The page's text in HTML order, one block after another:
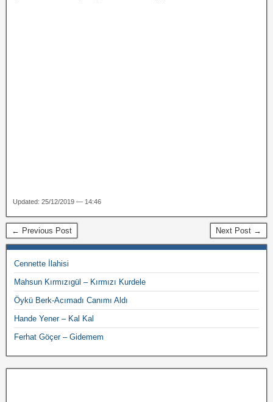
Updated: 25/12/2019 — 14:46
← Previous Post Next Post →
Cennette İlahisi
Mahsun Kırmızıgül – Kırmızı Kurdele
Öykü Berk-Acımadı Canımı Aldı
Hande Yener – Kal Kal
Ferhat Göçer – Gidemem